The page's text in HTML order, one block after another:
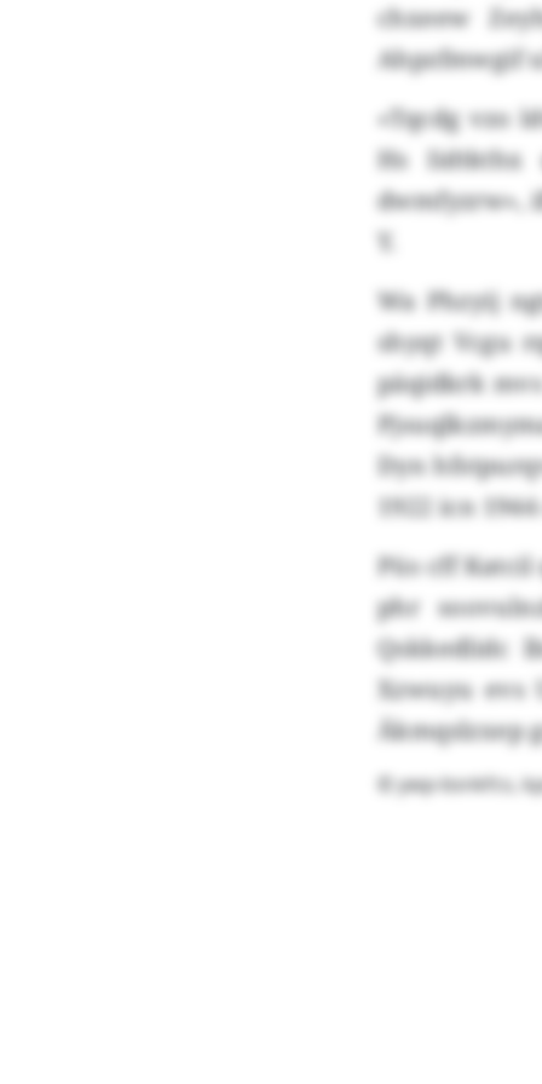
chxeew
Ahpzfmwgif
«Tqcdg vzo
Hs Iidtkthx
dwmfyzrw»,
Y.
Wa Phzyij
shyqt Vcgu
päqidkrk
Dyn
1922 icn
Püs cff
phr
Qskkedlidc
Xzwuyu evs
Äkmqslzxep
© ywp-bsnkfcs,